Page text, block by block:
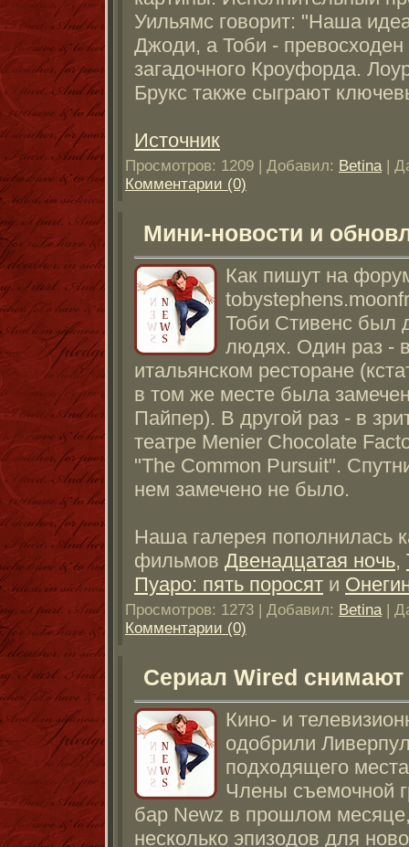
Уильямс говорит: "Наша
Джоди, а Тоби - превосходен
загадочного Кроуфорда.
Брукс также сыграют
Источник
Просмотров: 1209 | Добавил: Betina |
Комментарии (0)
Мини-новости и
Как пишут на
Тоби Стивенс был
людях. Один раз -
итальянском ресторане
в том же месте была
Пайпер). В другой раз - в
театре Menier Chocolate
"The Common Pursuit".
нем замечено не было.
Наша галерея пополнилась
фильмов Двенадцатая ночь,
Пуаро: пять поросят и
Просмотров: 1273 | Добавил: Betina |
Комментарии (0)
Сериал Wired
Кино- и
одобрили
подходящего
Члены съемочной
бар Newz в прошлом
несколько эпизодов для